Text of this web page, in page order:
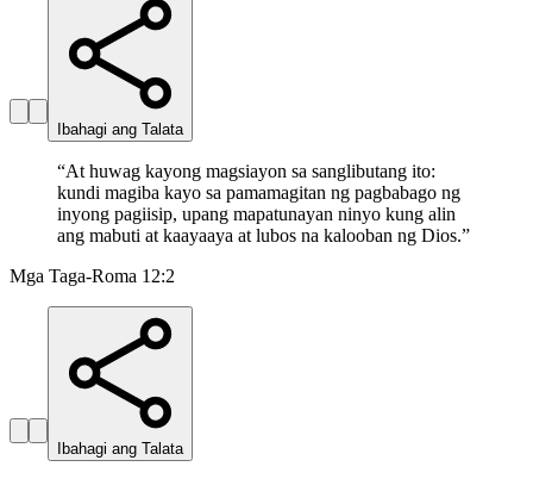
Ibahagi ang Talata
“At huwag kayong magsiayon sa sanglibutang ito:
kundi magiba kayo sa pamamagitan ng pagbabago ng
inyong pagiisip, upang mapatunayan ninyo kung alin
ang mabuti at kaayaaya at lubos na kalooban ng Dios.”
Mga Taga-Roma 12:2
Ibahagi ang Talata